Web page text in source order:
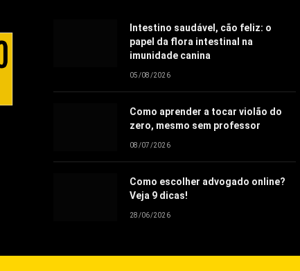
Intestino saudável, cão feliz: o
papel da flora intestinal na
imunidade canina
05/08/2026
Como aprender a tocar violão do
zero, mesmo sem professor
08/07/2026
Como escolher advogado online?
Veja 9 dicas!
28/06/2026